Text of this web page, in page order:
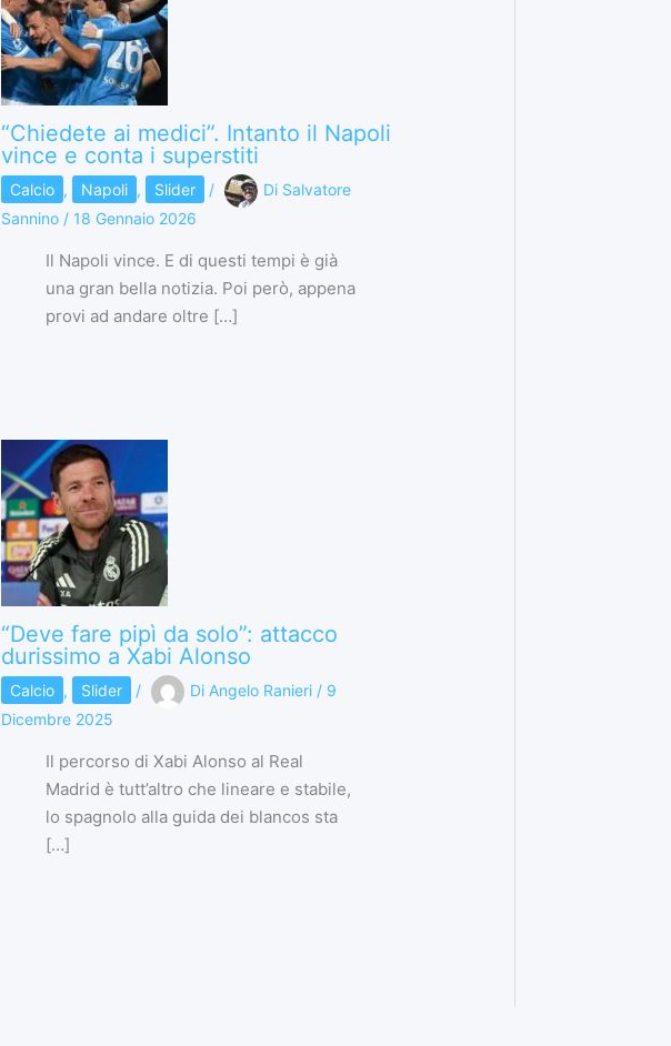
“Chiedete ai medici”. Intanto il Napoli
vince e conta i superstiti
Calcio , Napoli , Slider / Di Salvatore
Sannino / 18 Gennaio 2026
Il Napoli vince. E di questi tempi è già
una gran bella notizia. Poi però, appena
provi ad andare oltre […]
“Deve fare pipì da solo”: attacco
durissimo a Xabi Alonso
Calcio , Slider / Di Angelo Ranieri / 9
Dicembre 2025
Il percorso di Xabi Alonso al Real
Madrid è tutt’altro che lineare e stabile,
lo spagnolo alla guida dei blancos sta
[…]